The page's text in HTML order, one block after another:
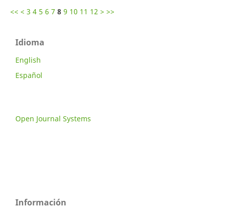
<< < 3 4 5 6 7 8 9 10 11 12 > >>
Idioma
English
Español
Open Journal Systems
Información